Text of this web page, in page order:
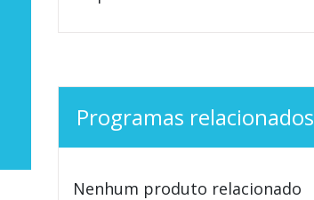
Programas relacionados
Nenhum produto relacionado